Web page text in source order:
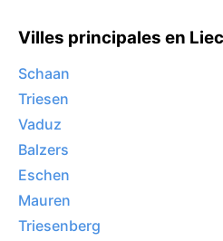
Villes principales en
Schaan
Triesen
Vaduz
Balzers
Eschen
Mauren
Triesenberg